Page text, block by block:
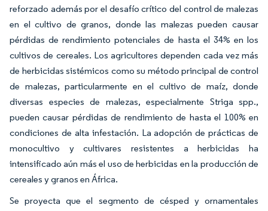
reforzado además por el desafío crítico del control de malezas
en el cultivo de granos, donde las malezas pueden causar
pérdidas de rendimiento potenciales de hasta el 34% en los
cultivos de cereales. Los agricultores dependen cada vez más
de herbicidas sistémicos como su método principal de control
de malezas, particularmente en el cultivo de maíz, donde
diversas especies de malezas, especialmente Striga spp.,
pueden causar pérdidas de rendimiento de hasta el 100% en
condiciones de alta infestación. La adopción de prácticas de
monocultivo y cultivares resistentes a herbicidas ha
intensificado aún más el uso de herbicidas en la producción de
cereales y granos en África.
Se proyecta que el segmento de césped y ornamentales